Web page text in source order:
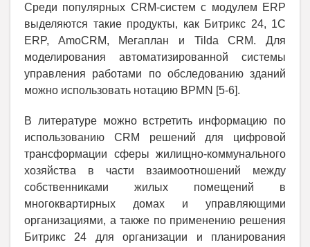
Среди популярных CRM-систем с модулем ERP
выделяются такие продукты, как Битрикс 24, 1С
ERP, AmoCRM, Мегаплан и Tilda CRM. Для
моделирования автоматизированной системы
управления работами по обследованию зданий
можно использовать нотацию BPMN [5-6].
В литературе можно встретить информацию по
использованию CRM решений для цифровой
трансформации сферы жилищно-коммунального
хозяйства в части взаимоотношений между
собственниками жилых помещений в
многоквартирных домах и управляющими
организациями, а также по применению решения
Битрикс 24 для организации и планирования